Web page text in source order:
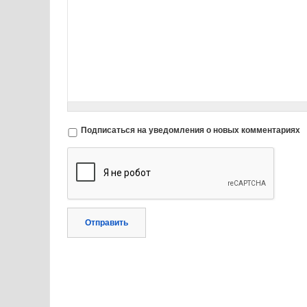
Подписаться на уведомления о новых комментариях
Отправить